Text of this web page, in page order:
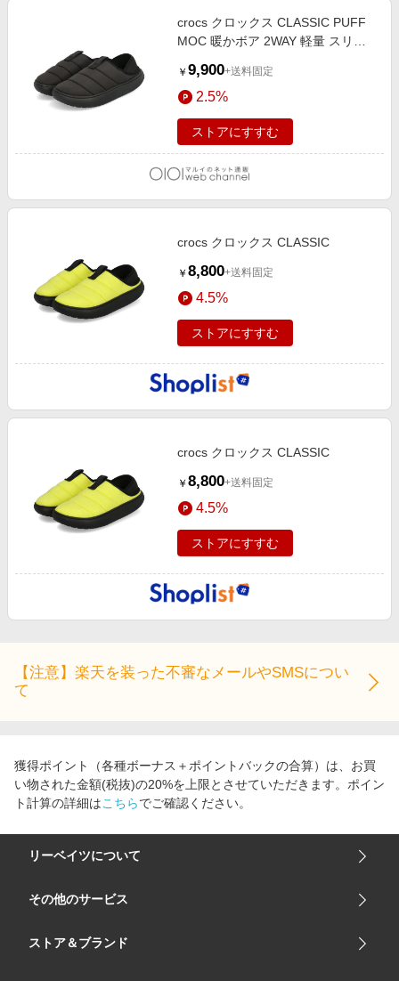
crocs クロックス CLASSIC PUFF
MOC 暖かボア 2WAY 軽量 スリッ
￥ 9,900+送料固定
2.5%
ストアにすすむ
crocs クロックス CLASSIC
￥ 8,800+送料固定
4.5%
ストアにすすむ
crocs クロックス CLASSIC
￥ 8,800+送料固定
4.5%
ストアにすすむ
【注意】楽天を装った不審なメールやSMSについ
て
獲得ポイント（各種ボーナス＋ポイントバックの合算）は、お買
い物された金額(税抜)の20%を上限とさせていただきます。ポイン
ト計算の詳細はこちらでご確認ください。
リーベイツについて
会社概要
サイトマップ
その他のサービス
楽天市場
ストア＆ブランド